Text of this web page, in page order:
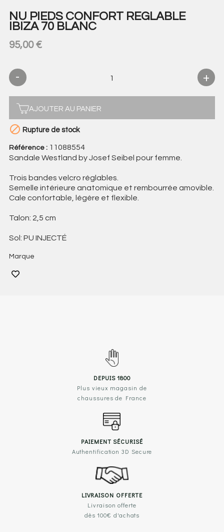
NU PIEDS CONFORT REGLABLE
IBIZA 70 BLANC
95,00 €
AJOUTER AU PANIER
 Rupture de stock
Référence : 11088554
Sandale Westland by Josef Seibel pour femme.
Trois bandes velcro réglables.
Semelle intérieure anatomique et rembourrée amovible.
Cale confortable, légère et flexible.
Talon: 2,5 cm
Sol: PU INJECTÉ
Marque
DEPUIS 1800
Plus vieux magasin de
chaussures de France
PAIEMENT SÉCURISÉ
Authentification 3D Secure
LIVRAISON OFFERTE
Livraison offerte
dès 100€ d'achats